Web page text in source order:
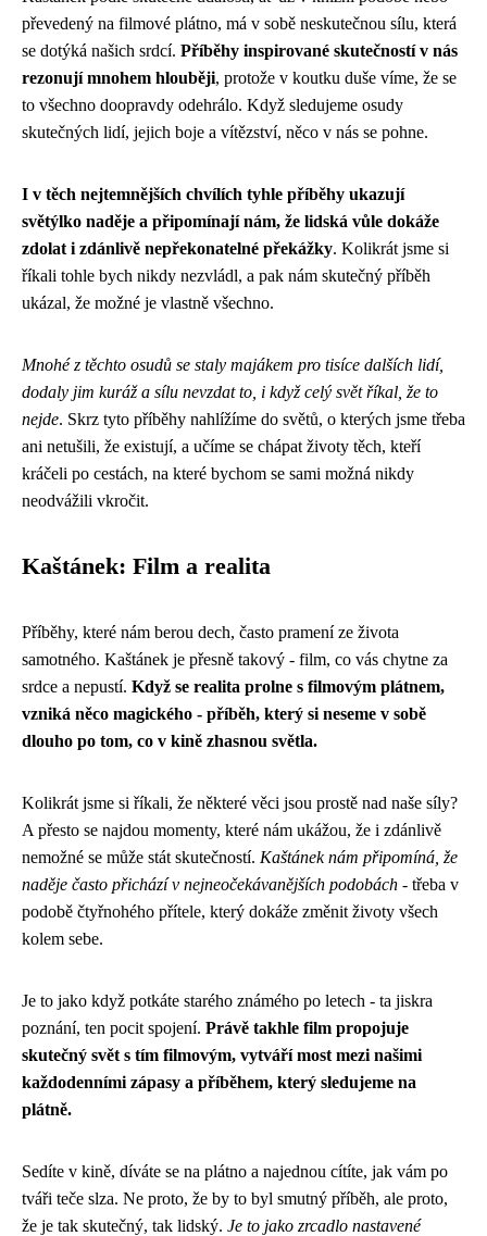
převedený na filmové plátno, má v sobě neskutečnou sílu, která
se dotýká našich srdcí. Příběhy inspirované skutečností v nás
rezonují mnohem hlouběji, protože v koutku duše víme, že se
to všechno doopravdy odehrálo. Když sledujeme osudy
skutečných lidí, jejich boje a vítězství, něco v nás se pohne.
I v těch nejtemnějších chvílích tyhle příběhy ukazují
světýlko naděje a připomínají nám, že lidská vůle dokáže
zdolat i zdánlivě nepřekonatelné překážky. Kolikrát jsme si
říkali tohle bych nikdy nezvládl, a pak nám skutečný příběh
ukázal, že možné je vlastně všechno.
Mnohé z těchto osudů se staly majákem pro tisíce dalších lidí,
dodaly jim kuráž a sílu nevzdat to, i když celý svět říkal, že to
nejde. Skrz tyto příběhy nahlížíme do světů, o kterých jsme třeba
ani netušili, že existují, a učíme se chápat životy těch, kteří
kráčeli po cestách, na které bychom se sami možná nikdy
neodvážili vkročit.
Kaštánek: Film a realita
Příběhy, které nám berou dech, často pramení ze života
samotného. Kaštánek je přesně takový - film, co vás chytne za
srdce a nepustí. Když se realita prolne s filmovým plátnem,
vzniká něco magického - příběh, který si neseme v sobě
dlouho po tom, co v kině zhasnou světla.
Kolikrát jsme si říkali, že některé věci jsou prostě nad naše síly?
A přesto se najdou momenty, které nám ukážou, že i zdánlivě
nemožné se může stát skutečností. Kaštánek nám připomíná, že
naděje často přichází v nejneočekávanějších podobách - třeba v
podobě čtyřnohého přítele, který dokáže změnit životy všech
kolem sebe.
Je to jako když potkáte starého známého po letech - ta jiskra
poznání, ten pocit spojení. Právě takhle film propojuje
skutečný svět s tím filmovým, vytváří most mezi našimi
každodenními zápasy a příběhem, který sledujeme na
plátně.
Sedíte v kině, díváte se na plátno a najednou cítíte, jak vám po
tváři teče slza. Ne proto, že by to byl smutný příběh, ale proto,
že je tak skutečný, tak lidský. Je to jako zrcadlo nastavené